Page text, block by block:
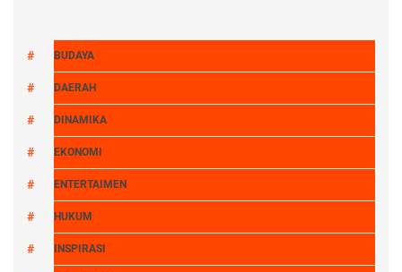
BUDAYA
DAERAH
DINAMIKA
EKONOMI
ENTERTAIMEN
HUKUM
INSPIRASI